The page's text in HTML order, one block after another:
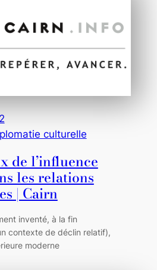
culturelle
de l’influence
les relations
| Cairn
inventé, à la fin
contexte de déclin relatif),
moderne